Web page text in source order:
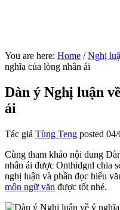
You are here: Home / Nghị
nghĩa của lòng nhân ái
Dàn ý Nghị luận
ái
Tác giả Tùng Teng posted 04/
Cùng tham khảo nội dung
nhân ái được Onthidgnl chia
nghị luận và phần đọc hiểu
môn ngữ văn được tốt nhé.